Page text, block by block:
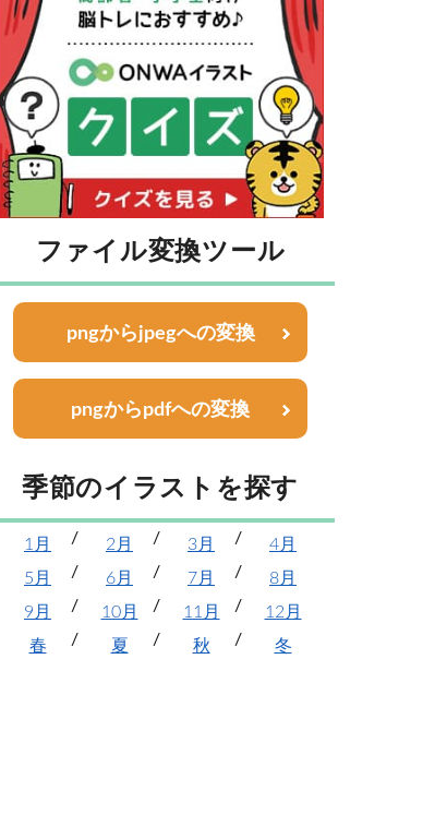
ファイル変換ツール
pngからjpegへの変換
pngからpdfへの変換
季節のイラストを探す
1月 2月 3月
4月
5月
6月 7月
8月
9月
10月 11月
12月
春
夏 秋 冬